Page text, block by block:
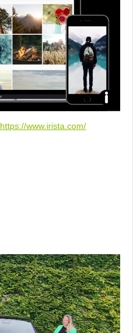
Foto:
https://www.irista.com/